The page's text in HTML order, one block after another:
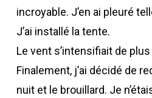
incroyable. J’en ai pleuré
J’ai installé la tente.
Le vent s’intensifiait de
Finalement, j’ai décidé de
nuit et le brouillard. Je